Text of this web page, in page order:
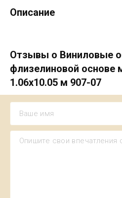
Описание
Отзывы о Виниловые
флизелиновой основе
1.06х10.05 м 907-07